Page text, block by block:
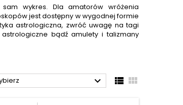
wykres. Dla amatorów wróżenia
jest dostępny w wygodnej formie
astrologiczna, zwróć uwagę na tagi
bądź amulety i talizmany
  